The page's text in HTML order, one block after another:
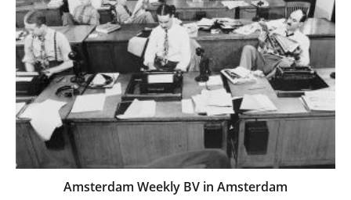
Amsterdam Weekly BV in Amsterdam